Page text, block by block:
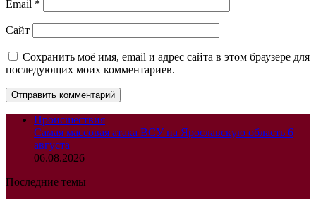
Email *
Сайт
Сохранить моё имя, email и адрес сайта в этом браузере для
последующих моих комментариев.
Происшествия
Самая массовая атака ВСУ на Ярославскую область 6
августа
06.08.2026
Последние темы